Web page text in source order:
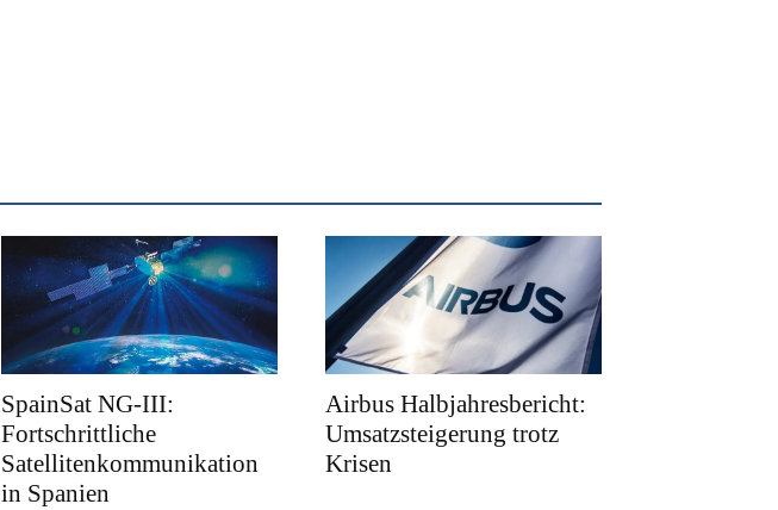
SpainSat NG-III:
Fortschrittliche
Satellitenkommunikation
in Spanien
Airbus Halbjahresbericht:
Umsatzsteigerung trotz
Krisen